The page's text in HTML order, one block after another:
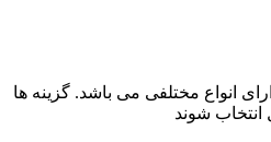
انواع مختلفی می باشد. گزینه ها
شوند